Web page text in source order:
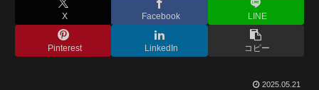
X Facebook LINE
Pinterest LinkedIn コピー
2025.05.21